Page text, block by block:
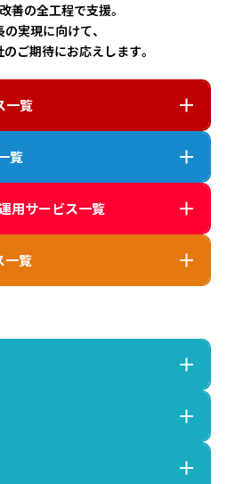
善の全工程で支援。
実現に向けて、
ご期待にお応えします。
一覧
覧
用サービス一覧
一覧